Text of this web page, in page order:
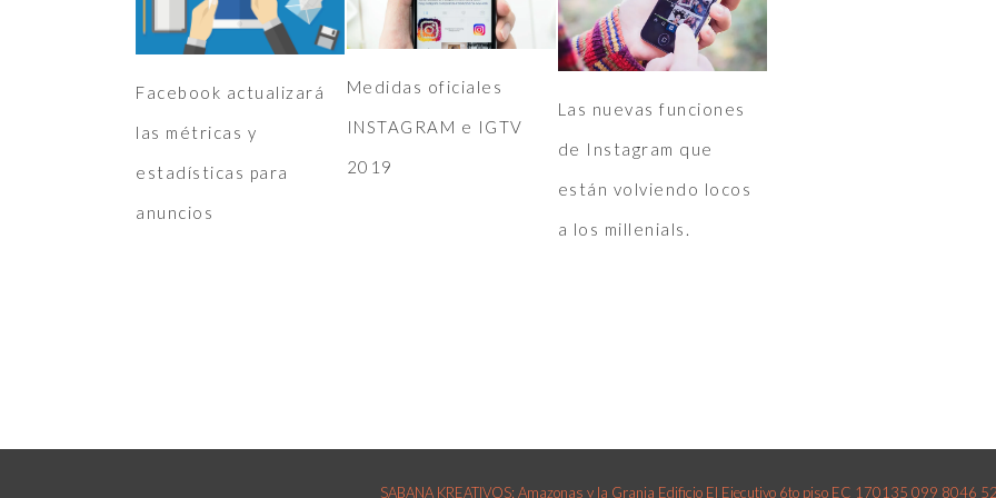
Facebook actualizará
las métricas y
estadísticas para
anuncios
Medidas oficiales
INSTAGRAM e IGTV
2019
Las nuevas funciones
de Instagram que
están volviendo locos
a los millenials.
SABANA KREATIVOS: Amazonas y la Granja Edificio El Ejecutivo 6to piso EC 170135 099 8046